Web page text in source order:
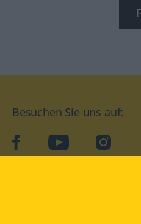
Besuchen Sie uns auf:
facebookYouTube